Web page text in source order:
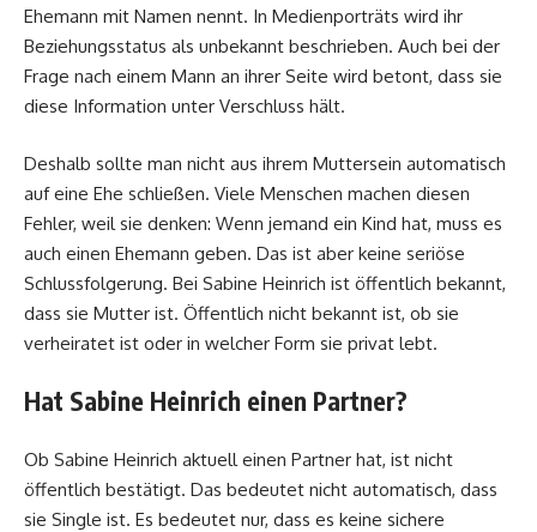
Ehemann mit Namen nennt. In Medienporträts wird ihr
Beziehungsstatus als unbekannt beschrieben. Auch bei der
Frage nach einem Mann an ihrer Seite wird betont, dass sie
diese Information unter Verschluss hält.
Deshalb sollte man nicht aus ihrem Muttersein automatisch
auf eine Ehe schließen. Viele Menschen machen diesen
Fehler, weil sie denken: Wenn jemand ein Kind hat, muss es
auch einen Ehemann geben. Das ist aber keine seriöse
Schlussfolgerung. Bei Sabine Heinrich ist öffentlich bekannt,
dass sie Mutter ist. Öffentlich nicht bekannt ist, ob sie
verheiratet ist oder in welcher Form sie privat lebt.
Hat Sabine Heinrich einen Partner?
Ob Sabine Heinrich aktuell einen Partner hat, ist nicht
öffentlich bestätigt. Das bedeutet nicht automatisch, dass
sie Single ist. Es bedeutet nur, dass es keine sichere